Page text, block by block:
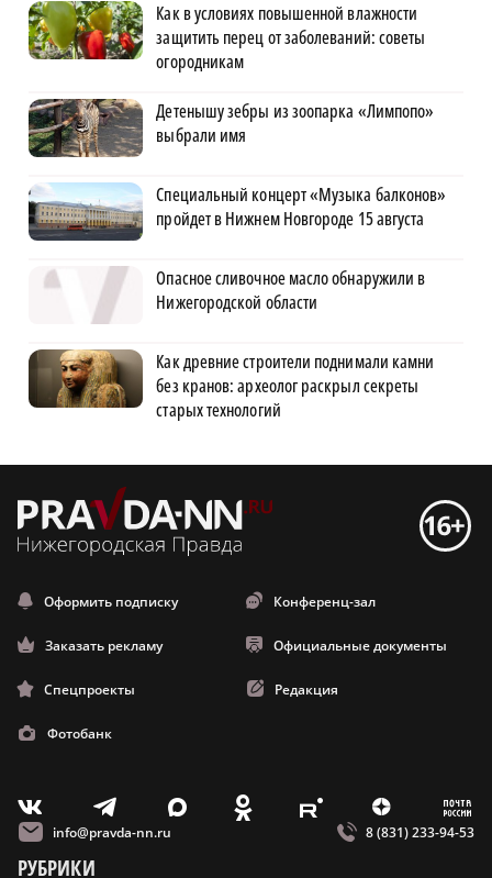
Как в условиях повышенной влажности
защитить перец от заболеваний: советы
огородникам
Детенышу зебры из зоопарка «Лимпопо»
выбрали имя
Специальный концерт «Музыка балконов»
пройдет в Нижнем Новгороде 15 августа
Опасное сливочное масло обнаружили в
Нижегородской области
Как древние строители поднимали камни
без кранов: археолог раскрыл секреты
старых технологий
Оформить подписку Конференц-зал
Заказать рекламу Официальные документы
Спецпроекты Редакция
Фотобанк
V T X O E Z m
info@pravda-nn.ru 8 (831) 233-94-53
РУБРИКИ